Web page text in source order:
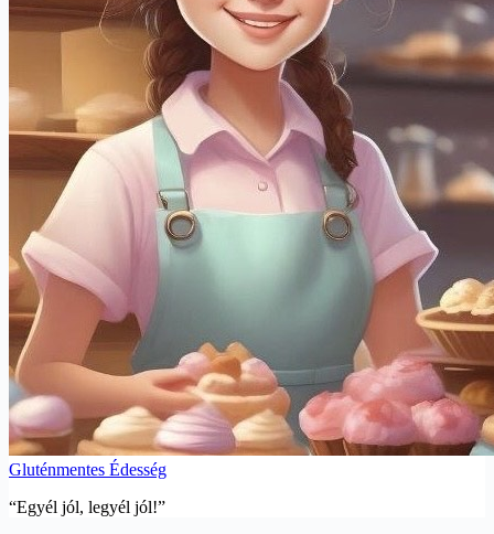
Gluténmentes Édesség
“Egyél jól, legyél jól!”